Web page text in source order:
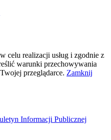
w celu realizacji usług i zgodnie z
warunki przechowywania
przeglądarce. Zamknij
Informacji Publicznej